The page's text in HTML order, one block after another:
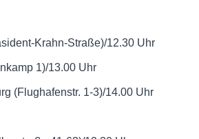
Krahn-Straße)/12.30 Uhr
1)/13.00 Uhr
(Flughafenstr. 1-3)/14.00 Uhr